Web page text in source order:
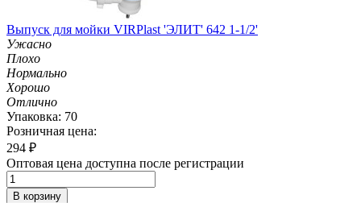
Выпуск для мойки VIRPlast 'ЭЛИТ' 642 1-1/2'
Ужасно
Плохо
Нормально
Хорошо
Отлично
Упаковка: 70
Розничная цена:
294 ₽
Оптовая цена доступна после регистрации
В корзину